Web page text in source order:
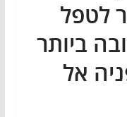
לטפל
ביותר
אל